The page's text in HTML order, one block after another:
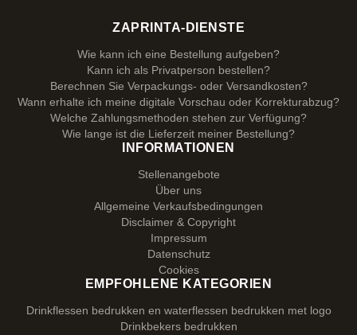
ZAPRINTA-DIENSTE
Wie kann ich eine Bestellung aufgeben?
Kann ich als Privatperson bestellen?
Berechnen Sie Verpackungs- oder Versandkosten?
Wann erhalte ich meine digitale Vorschau oder Korrekturabzug?
Welche Zahlungsmethoden stehen zur Verfügung?
Wie lange ist die Lieferzeit meiner Bestellung?
INFORMATIONEN
Stellenangebote
Über uns
Allgemeine Verkaufsbedingungen
Disclaimer & Copyright
Impressum
Datenschutz
Cookies
EMPFOHLENE KATEGORIEN
Drinkflessen bedrukken en waterflessen bedrukken met logo
Drinkbekers bedrukken